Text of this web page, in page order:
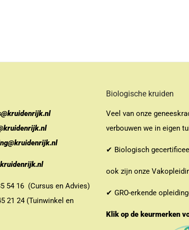
16 (Cursus en Advies)
21 24 (Tuinwinkel en
Biologische kruiden
Veel van onze
verbouwen we in eigen
✔ Biologisch
ook zijn onze
✔ GRO-erkende
Klik op de keurmerken